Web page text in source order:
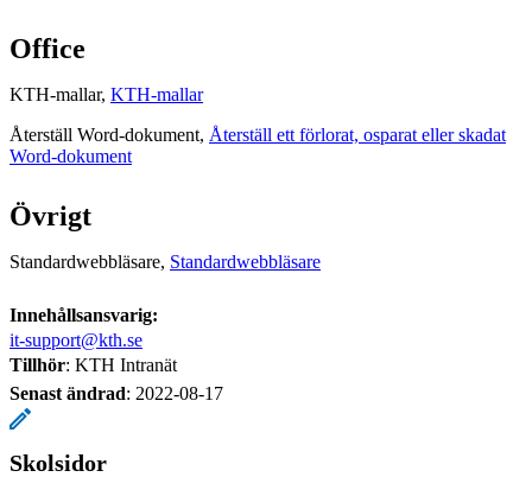
Office
KTH-mallar, KTH-mallar
Återställ Word-dokument, Återställ ett förlorat, osparat eller skadat
Word-dokument
Övrigt
Standardwebbläsare, Standardwebbläsare
Innehållsansvarig:
it-support@kth.se
Tillhör: KTH Intranät
Senast ändrad: 2022-08-17
Skolsidor